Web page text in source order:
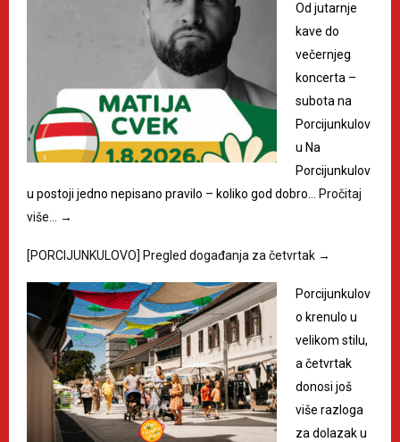
Od jutarnje
kave do
večernjeg
koncerta –
subota na
Porcijunkulov
u Na
Porcijunkulov
u postoji jedno nepisano pravilo – koliko god dobro…
Pročitaj
više…
→
[PORCIJUNKULOVO] Pregled događanja za četvrtak →
Porcijunkulov
o krenulo u
velikom stilu,
a četvrtak
donosi još
više razloga
za dolazak u